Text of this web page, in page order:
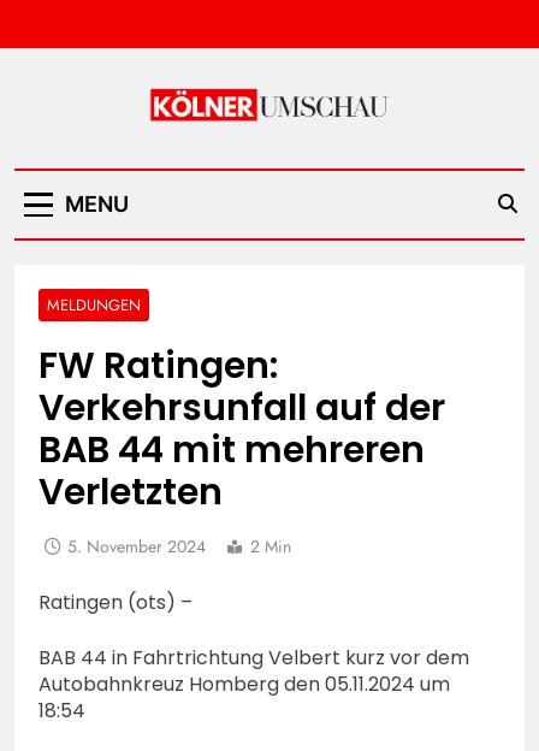
to
Kölner Umschau
MENU
MELDUNGEN
FW Ratingen:
Verkehrsunfall auf der
BAB 44 mit mehreren
Verletzten
5. November 2024 2 Min
Ratingen (ots) –
BAB 44 in Fahrtrichtung Velbert kurz vor dem
Autobahnkreuz Homberg den 05.11.2024 um
18:54